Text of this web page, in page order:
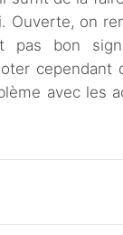
Ouverte, on
pas bon
cependant
avec les